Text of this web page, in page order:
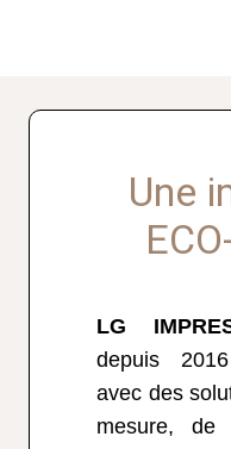
Une
LG
depuis
avec des
mesure,